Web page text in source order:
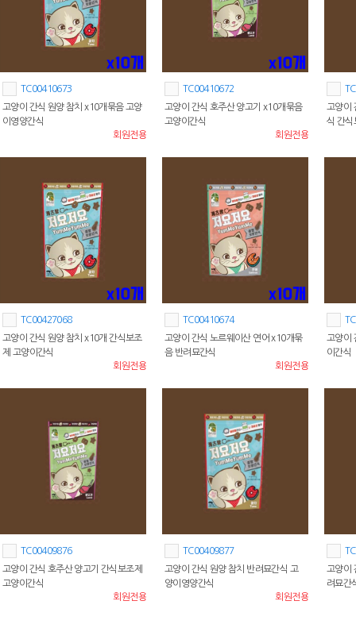
TC00410673
고양이 간식 원양 참치 x10개묶음 고양
이영양간식
회원전용
TC00410672
고양이 간식 호주산 양고기 x10개묶음
고양이간식
회원전용
고양이
식 간식
TC00427068
고양이 간식 원양 참치 x10개 간식보조
제 고양이간식
회원전용
TC00410674
고양이 간식 노르웨이산 연어 x10개묶
음 반려묘간식
회원전용
고양이
이간식
TC00409876
고양이 간식 호주산 양고기 간식보조제
고양이간식
회원전용
TC00409877
고양이 간식 원양 참치 반려묘간식 고
양이영양간식
회원전용
고양이
려묘간